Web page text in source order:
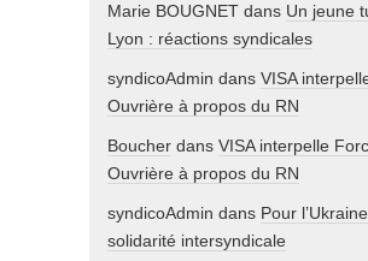
Marie BOUGNET dans Un jeune
Lyon : réactions syndicales
syndicoAdmin dans VISA
Ouvrière à propos du RN
Boucher dans VISA interpelle
Ouvrière à propos du RN
syndicoAdmin dans Pour
solidarité intersyndicale